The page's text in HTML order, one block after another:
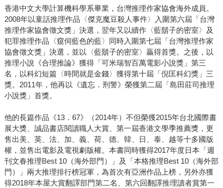
香港中文大學計算機科學系畢業，台灣推理作家協會海外成員。
2008年以童話推理作品〈傑克魔豆殺人事件〉入圍第六屆「台灣
推理作家協會徵文獎」決選，翌年又以續作〈藍鬍子的密室〉及
犯罪推理作品〈窺伺藍色的藍〉同時入圍第七屆「台灣推理作家
協會徵文獎」決選，並以〈藍鬍子的密室〉贏得首獎。之後，以
推理小說《合理推論》獲得「可米瑞智百萬電影小說獎」第三
名，以科幻短篇〈時間就是金錢〉獲得第十屆「倪匡科幻獎」三
獎。2011年，他再以《遺忘．刑警》榮獲第二屆「島田莊司推理
小說獎」首獎。
他的長篇作品《13．67》（2014年）不但榮獲2015年台北國際書
展大獎、誠品書店閱讀職人大賞、第一屆香港文學季推薦獎，更
售出美、英、法、加、義、荷、德、韓、日、泰、越等十多國版
權，並售出電影及電視劇版權。本書同時獲得2017年度日本「週
刊文春推理Best 10（海外部門）」及「本格推理Best 10（海外部
門）」兩大推理排行榜冠軍，為首次有亞洲作品上榜，另外亦獲
得2018年本屋大賞翻譯部門第二名、第六回翻譯推理讀者賞第一